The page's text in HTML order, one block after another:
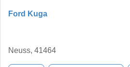
Ford Kuga
Neuss, 41464